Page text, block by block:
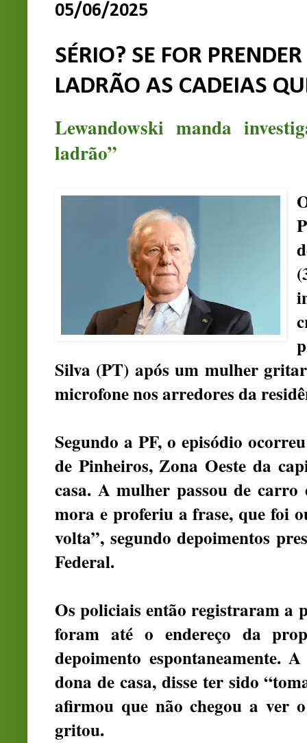
05/06/2025
SÉRIO? SE FOR
LADRÃO AS CADEIAS
Lewandowski manda
ladrão”
Silva (PT) após um mulher
microfone nos arredores da
Segundo a PF, o episódio
de Pinheiros, Zona Oeste da
casa. A mulher passou de
mora e proferiu a frase, que foi
volta”, segundo depoimentos
Federal.
Os policiais então registraram a
foram até o endereço da
depoimento espontaneamente.
dona de casa, disse ter sido
afirmou que não chegou a ver
gritou.